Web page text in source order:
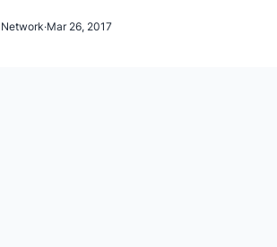
·Mar 26, 2017